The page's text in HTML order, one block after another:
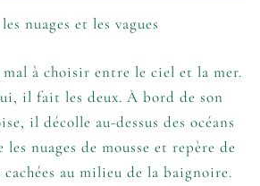
nuages et les vagues
à choisir entre le ciel et la mer.
il fait les deux. À bord de son
il décolle au-dessus des océans
nuages de mousse et repère de
cachées au milieu de la baignoire.